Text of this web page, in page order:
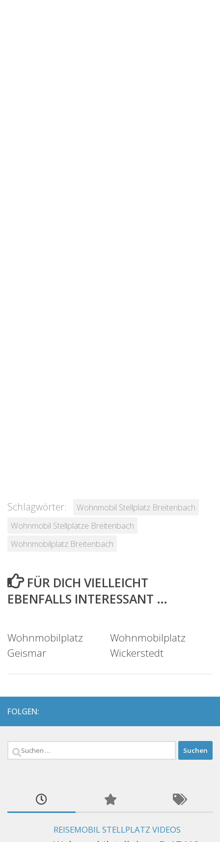
Schlagwörter:
Wohnmobil Stellplatz Breitenbach
Wohnmobil Stellplätze Breitenbach
Wohnmobilplatz Breitenbach
FÜR DICH VIELLEICHT
EBENFALLS INTERESSANT …
Wohnmobilplatz
Geismar
Wohnmobilplatz
Wickerstedt
FOLGEN:
Suchen
REISEMOBIL STELLPLATZ VIDEOS